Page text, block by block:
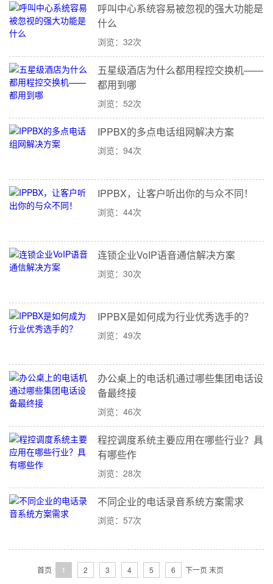
呼叫中心系统容易被忽视的强大功能是
什么
浏览：32次
五星级酒店为什么都用程控交换机——
都用到哪
浏览：52次
IPPBX的多点电话组网解决方案
浏览：94次
IPPBX，让客户听出你的与众不同！
浏览：44次
连锁企业VoIP语音通信解决方案
浏览：30次
IPPBX是如何成为行业优秀选手的？
浏览：49次
办公桌上的电话机通过哪些集团电话设
备最终接
浏览：46次
程控调度系统主要应用在哪些行业？具
有哪些作
浏览：28次
不同企业的电话录音系统方案需求
浏览：57次
首页 1 2 3 4 5 6 下一页末页